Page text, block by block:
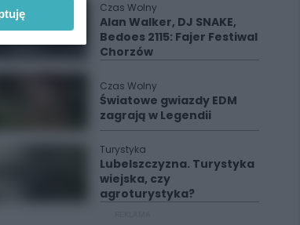
Czas Wolny
Alan Walker, DJ SNAKE,
Bedoes 2115: Fajer Festiwal
Chorzów
Czas Wolny
Światowe gwiazdy EDM
zagrają w Legendii
Turystyka
Lubelszczyzna. Turystyka
wiejska, czy
agroturystyka?